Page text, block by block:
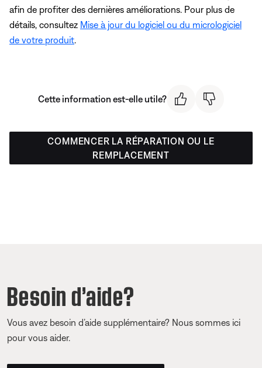
afin de profiter des dernières améliorations. Pour plus de
détails, consultez Mise à jour du logiciel ou du micrologiciel
de votre produit
Cette information est-elle utile?
COMMENCER LA RÉPARATION OU LE
REMPLACEMENT
Besoin d’aide?
Vous avez besoin d’aide supplémentaire? Nous sommes ici
pour vous aider.